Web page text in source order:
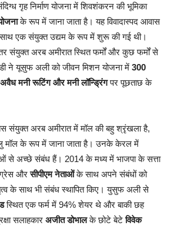
गृह निर्माण योजना में शिवशंकरन की भूमिका
के रूप में जाना जाता है। यह विवादास्पद आवास
साथ एक संयुक्त उद्यम के रूप में शुरू की गई थी।
संयुक्त अरब अमीरात स्थित फर्मों और कुछ फर्मों से
यूसुफ अली को जीवन मिशन योजना में 300
मनी रूटिंग और मनी लॉन्ड्रिंगपर पूछताछ के
अरब अमीरात में मॉल की बहु श्रृंखला है,
मॉल के रूप में जाना जाता है। उनके केरल में
से अच्छे संबंध हैं। 2014 के मध्य में भाजपा के सत्ता
औरसीपीएम नेताओंके साथ अपने संबंधों को
के साथ भी संबंध स्थापित किए। युसुफ अली से
स्थित एक फर्म में 94% शेयर थे और बाकी छह
सलाहकार अजीत डोभालके छोटे बेटेविवेक